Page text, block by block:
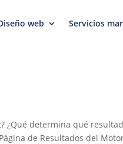
web Servicios
¿Qué determina qué
de Resultados del